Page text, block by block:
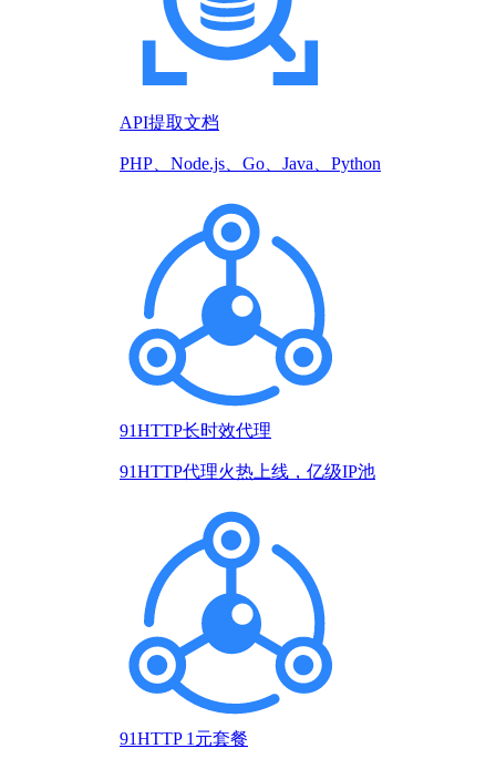
API提取文档
PHP、Node.js、Go、Java、Python
91HTTP长时效代理
91HTTP代理火热上线，亿级IP池
91HTTP 1元套餐